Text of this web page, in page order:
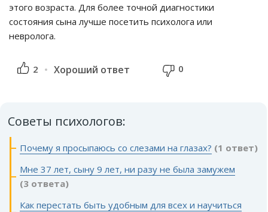
этого возраста. Для более точной диагностики
состояния сына лучше посетить психолога или
невролога.
2 Хороший ответ 0
Советы психологов:
Почему я просыпаюсь со слезами на глазах? (1 ответ)
Мне 37 лет, сыну 9 лет, ни разу не была замужем
(3 ответа)
Как перестать быть удобным для всех и научиться